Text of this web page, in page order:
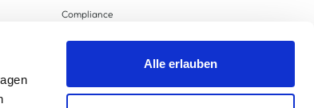
Alle erlauben
Compliance
Supply Chain Due Diligence